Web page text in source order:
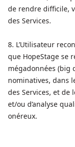
de rendre difficile,
des Services.
8. L’Utilisateur
que HopeStage se
mégadonnées (big
nominatives, dans
des Services, et de
et/ou d’analyse
onéreux.